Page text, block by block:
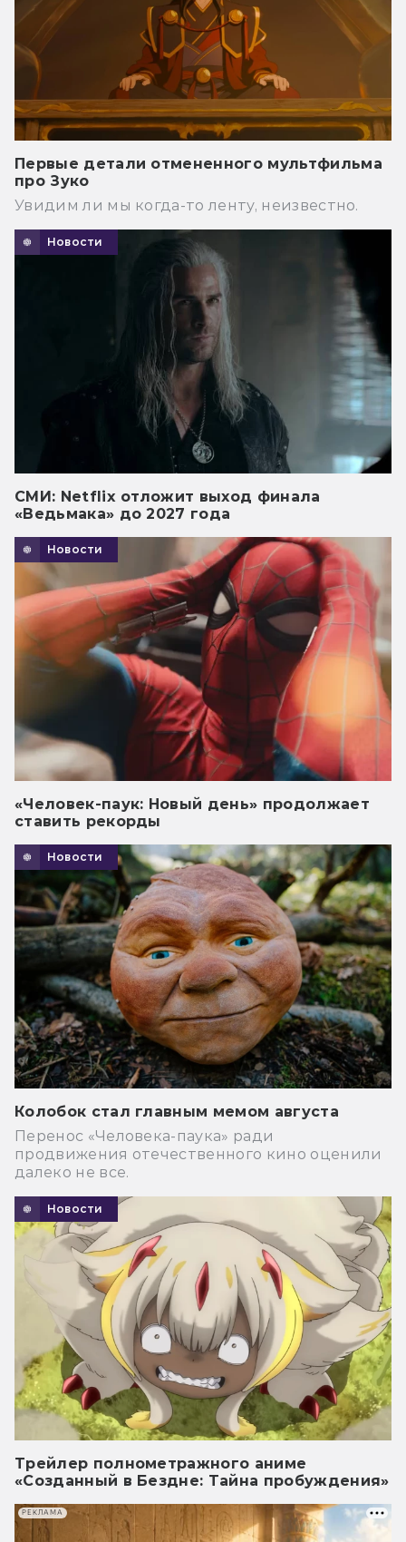
Первые детали отмененного мультфильма
про Зуко
Увидим ли мы когда-то ленту, неизвестно.
Новости
СМИ: Netflix отложит выход финала
«Ведьмака» до 2027 года
Новости
«Человек-паук: Новый день» продолжает
ставить рекорды
Новости
Колобок стал главным мемом августа
Перенос «Человека-паука» ради
продвижения отечественного кино оценили
далеко не все.
Новости
Трейлер полнометражного аниме
«Созданный в Бездне: Тайна пробуждения»
РЕКЛАМА